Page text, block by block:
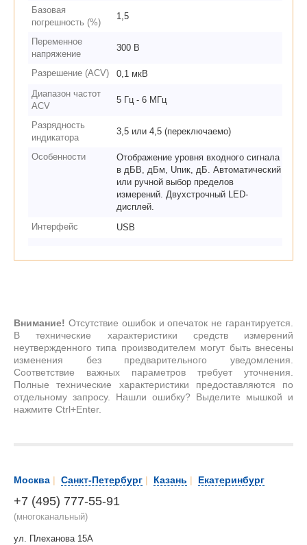
Базовая
погрешность (%)
1,5
Переменное
напряжение
300 В
Разрешение (ACV)
0,1 мкВ
Диапазон частот
ACV
5 Гц - 6 МГц
Разрядность
индикатора
3,5 или 4,5 (переключаемо)
Особенности
Отображение уровня входного сигнала
в дБВ, дБм, Uпик, дБ. Автоматический
или ручной выбор пределов
измерений. Двухстрочный LED-
дисплей.
Интерфейс
USB
Внимание! Отсутствие ошибок и опечаток не гарантируется.
В технические характеристики средств измерений
неутвержденного типа производителем могут быть внесены
изменения без предварительного уведомления.
Соответствие важных параметров требует уточнения.
Полные технические характеристики предоставляются по
отдельному запросу. Нашли ошибку? Выделите мышкой и
нажмите Ctrl+Enter.
Москва | Санкт-Петербург | Казань | Екатеринбург
+7 (495) 777-55-91
(многоканальный)
ул. Плеханова 15А